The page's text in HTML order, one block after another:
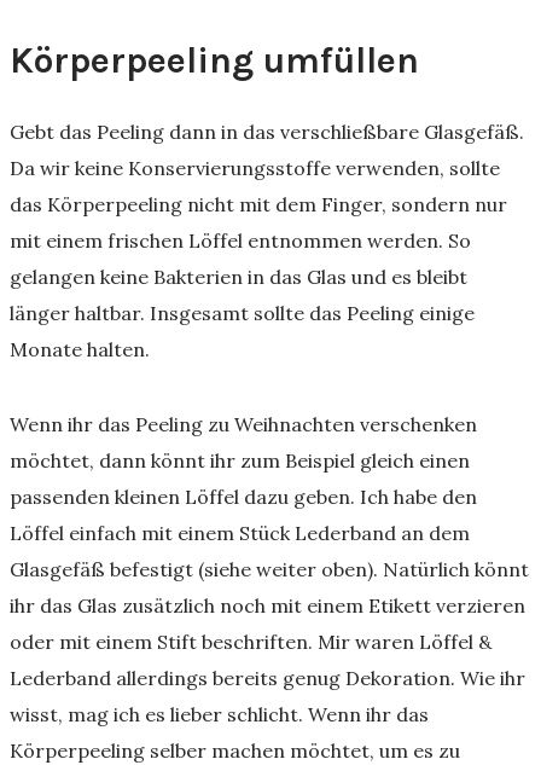
Körperpeeling umfüllen
Gebt das Peeling dann in das verschließbare Glasgefäß.
Da wir keine Konservierungsstoffe verwenden, sollte
das Körperpeeling nicht mit dem Finger, sondern nur
mit einem frischen Löffel entnommen werden. So
gelangen keine Bakterien in das Glas und es bleibt
länger haltbar. Insgesamt sollte das Peeling einige
Monate halten.
Wenn ihr das Peeling zu Weihnachten verschenken
möchtet, dann könnt ihr zum Beispiel gleich einen
passenden kleinen Löffel dazu geben. Ich habe den
Löffel einfach mit einem Stück Lederband an dem
Glasgefäß befestigt (siehe weiter oben). Natürlich könnt
ihr das Glas zusätzlich noch mit einem Etikett verzieren
oder mit einem Stift beschriften. Mir waren Löffel &
Lederband allerdings bereits genug Dekoration. Wie ihr
wisst, mag ich es lieber schlicht. Wenn ihr das
Körperpeeling selber machen möchtet, um es zu